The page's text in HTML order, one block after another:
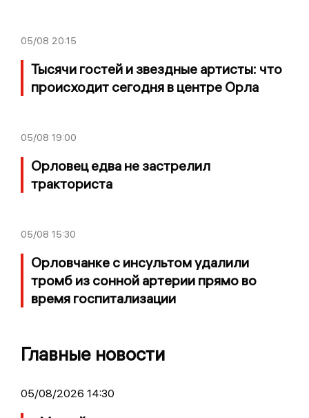
05/08 20:15
Тысячи гостей и звездные артисты: что
происходит сегодня в центре Орла
05/08 19:00
Орловец едва не застрелил
тракториста
05/08 15:30
Орловчанке с инсультом удалили
тромб из сонной артерии прямо во
время госпитализации
Главные новости
05/08/2026 14:30